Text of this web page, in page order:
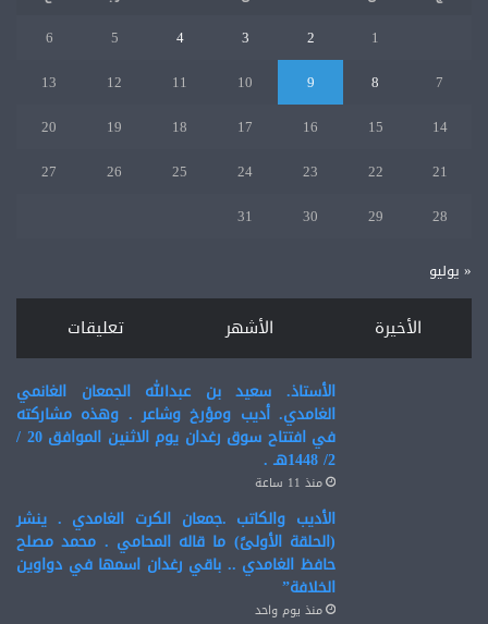
1
2
3
4
5
6
7
8
9
10
11
12
13
14
15
16
17
18
19
20
21
22
23
24
25
26
27
28
29
30
31
« يوليو
الأخيرة الأشهر تعليقات
الأستاذ. سعيد بن عبدالله الجمعان الغانمي
الغامدي. أديب ومؤرخ وشاعر . وهذه مشاركته
في افتتاح سوق رغدان يوم الاثنين الموافق 20 /
2/ 1448هـ .
منذ 11 ساعة
الأديب والكاتب .جمعان الكرت الغامدي . ينشر
(الحلقة الأولىً) ما قاله المحامي . محمد مصلح
حافظ الغامدي .. باقي رغدان اسمها في دواوين
الخلافة”
منذ يوم واحد